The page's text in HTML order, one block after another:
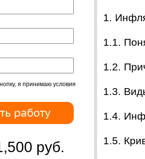
я принимаю условия
руб.
1.
1.1.
1.2.
1.3.
1.4.
1.5.